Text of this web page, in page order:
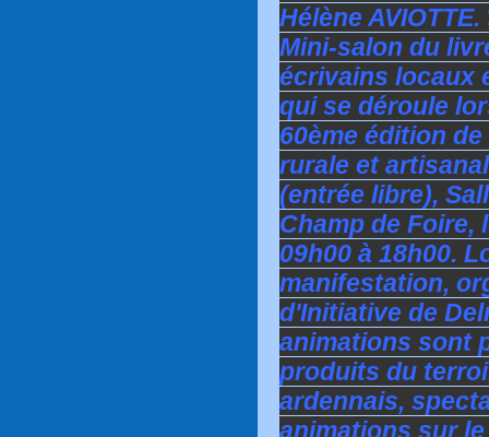
Hélène AVIOTTE.
Mini-salon du
écrivains locaux
qui se déroule
60ème édition
rurale et
(entrée libre),
Champ de Foire,
09h00 à 18h00.
manifestation,
d'Initiative de
animations sont
produits du
ardennais,
animations sur